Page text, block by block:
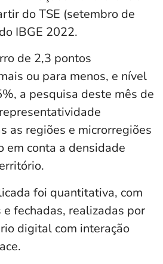
do TSE (setembro de
IBGE 2022.
de 2,3 pontos
ou para menos, e nível
a pesquisa deste mês de
as regiões e microrregiões
em conta a densidade
foi quantitativa, com
fechadas, realizadas por
digital com interação